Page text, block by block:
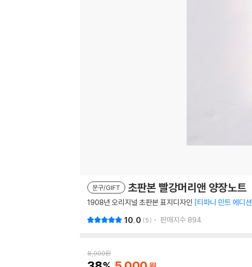
문구/GIFT 초판본 빨강머리앤 양장노트
1908년 오리지널 초판본 표지디자인 티파니 민트 에디션
10.0 5 판매지수 894
8,000원